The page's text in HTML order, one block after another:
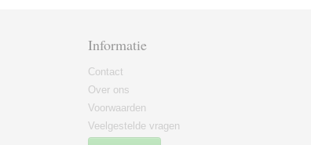
Informatie
Contact
Over ons
Voorwaarden
Veelgestelde vragen